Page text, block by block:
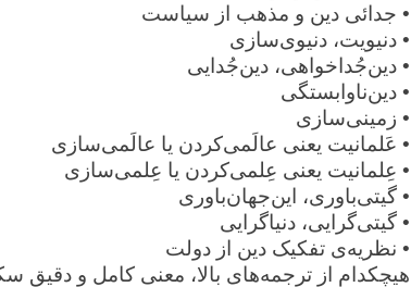
• جدائی دین و مذهب از سیاست
• دنیویت، دنیوی‌سازی
• دین‌جُداخواهی، دین‌جُدایی
• دین‌ناوابستگی
• زمینی‌سازی
• عَلمانیت یعنی عالَمی‌کردن یا عالَمی‌سازی
• عِلمانیت یعنی عِلمی‌کردن یا عِلمی‌سازی
• گیتی‌باوری، این‌جهان‌باوری
• گیتی‌گرایی، دنیاگرایی
• نظریه‌ی تفکیک دین از دولت
هیچکدام از ترجمه‌های بالا، معنی کامل و دقیق